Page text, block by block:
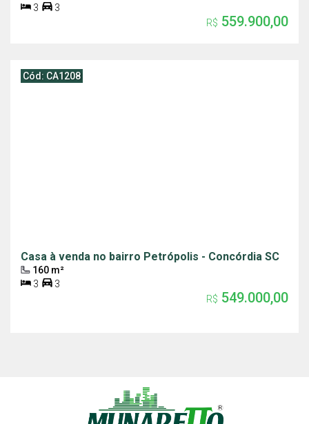
3
3
R$ 559.900,00
Cód: CA1208
Casa à venda no bairro Petrópolis - Concórdia SC
160 m²
3
3
R$ 549.000,00